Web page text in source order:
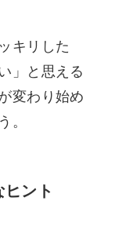
キリした
」と思える
変わり始め
。
ント